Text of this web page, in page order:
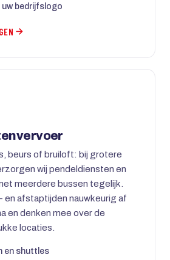
bedrijfslogo
beurs of bruiloft: bij grotere
wij pendeldiensten en
meerdere bussen tegelijk.
en afstaptijden nauwkeurig af
en denken mee over de
locaties.
en shuttles